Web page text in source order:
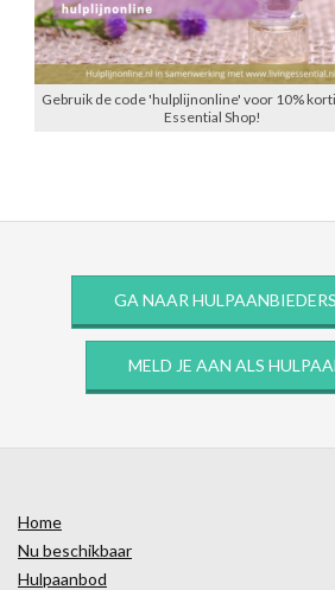
Gebruik de code 'hulplijnonline' voor 10%
Essential Shop!
GA NAAR
MELD JE AAN ALS
Home
Nu beschikbaar
Hulpaanbod